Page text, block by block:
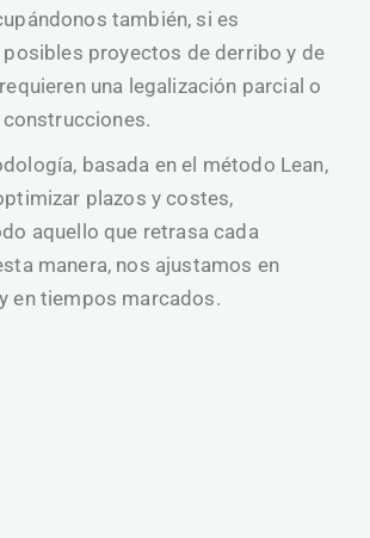
también, si es
posibles proyectos de derribo y de
una legalización parcial o
basada en el método Lean,
plazos y costes,
aquello que retrasa cada
manera, nos ajustamos en
en tiempos marcados.